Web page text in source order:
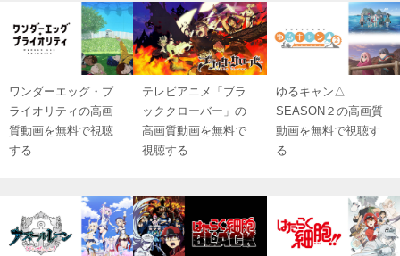
ワンダーエッグ・プ
ライオリティの高画
質動画を無料で視聴
する
テレビアニメ「ブラ
ッククローバー」の
高画質動画を無料で
視聴する
ゆるキャン△
SEASON２の高画質
動画を無料で視聴す
る